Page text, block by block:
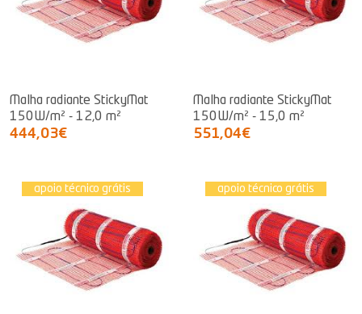
Malha radiante StickyMat
150W/m² - 12,0 m²
444,03€
Malha radiante StickyMat
150W/m² - 15,0 m²
551,04€
apoio técnico grátis apoio técnico grátis